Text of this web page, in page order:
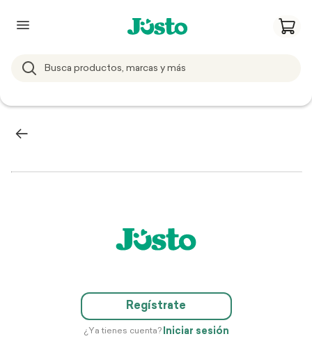
Regístrate
¿Ya tienes cuenta? Iniciar sesión